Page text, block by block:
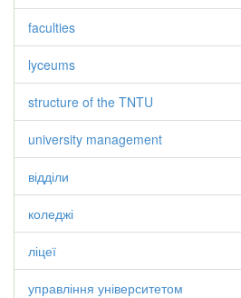
faculties
lyceums
structure of the TNTU
university management
відділи
коледжі
ліцеї
управління університетом